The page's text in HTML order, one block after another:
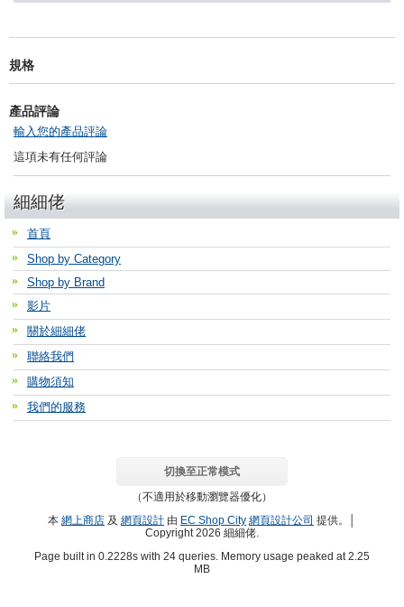
規格
產品評論
輸入您的產品評論
這項未有任何評論
細細佬
首頁
Shop by Category
Shop by Brand
影片
關於細細佬
聯絡我們
購物須知
我們的服務
切換至正常模式
（不適用於移動瀏覽器優化）
本 網上商店 及 網頁設計 由 EC Shop City 網頁設計公司 提供。│
Copyright 2026 細細佬.
Page built in 0.2228s with 24 queries. Memory usage peaked at 2.25
MB